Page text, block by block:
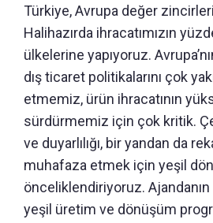
Türkiye, Avrupa değer
Halihazırda ihracatımızın
ülkelerine yapıyoruz.
dış ticaret politikalarını çok
etmemiz, ürün ihracatının
sürdürmemiz için çok kritik.
ve duyarlılığı, bir yandan da
muhafaza etmek için yeşil
önceliklendiriyoruz. Ajandanın
yeşil üretim ve dönüşüm